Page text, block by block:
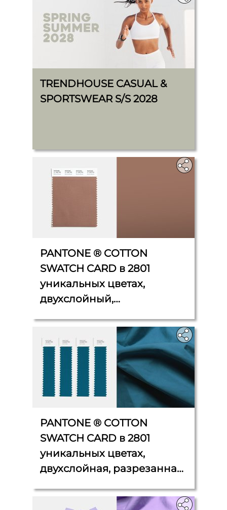
TRENDHOUSE CASUAL &
SPORTSWEAR S/S 2028
PANTONE ® COTTON
SWATCH CARD в 2801
уникальных цветах,
двухслойный,
PANTONE ® COTTON
SWATCH CARD в 2801
уникальных цветах,
двухслойная, разрезанная